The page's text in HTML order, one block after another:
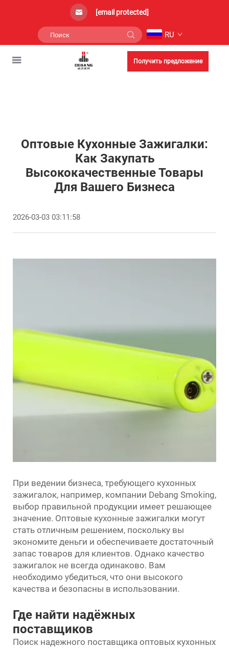
[email protected]
RU
Получить предложение
Оптовые Кухонные Зажигалки:
Как Закупать
Высококачественные Товары
Для Вашего Бизнеса
2026-03-03 03:11:58
При ведении бизнеса, требующего кухонных
зажигалок, например, компании Debang Smoking,
выбор правильной продукции имеет решающее
значение. Оптовые кухонные зажигалки могут
стать отличным решением, поскольку вы
экономите деньги и обеспечиваете достаточный
запас товаров для клиентов. Однако качество
зажигалок не всегда одинаково. Вам
необходимо убедиться, что они высокого
качества и безопасны в использовании.
Где найти надёжных
поставщиков
Поиск надежного поставщика оптовых кухонных